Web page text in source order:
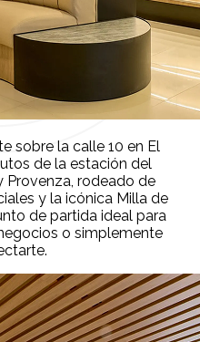
sobre la calle 10 en El
de la estación del
Provenza, rodeado de
y la icónica Milla de
de partida ideal para
o simplemente